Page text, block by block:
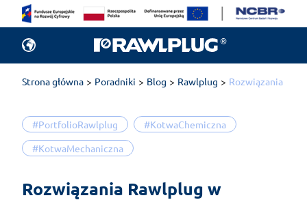
Strona główna Poradniki Blog Rawlplug Rozwiązania
#PortfolioRawlplug
#KotwaChemiczna
#KotwaMechaniczna
Rozwiązania Rawlplug w